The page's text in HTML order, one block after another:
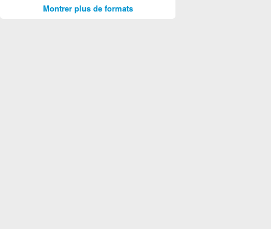
Montrer plus de formats